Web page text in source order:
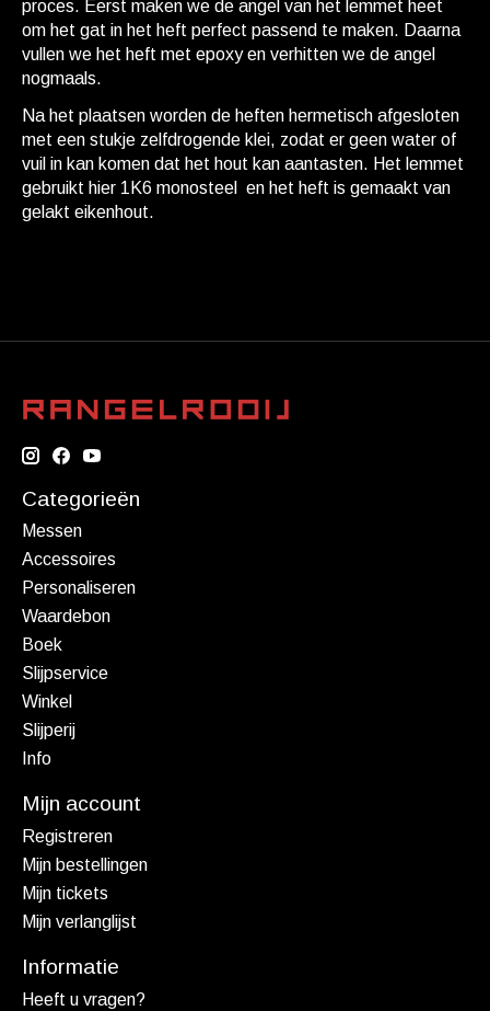
proces. Eerst maken we de angel van het lemmet heet
om het gat in het heft perfect passend te maken. Daarna
vullen we het heft met epoxy en verhitten we de angel
nogmaals.
Na het plaatsen worden de heften hermetisch afgesloten
met een stukje zelfdrogende klei, zodat er geen water of
vuil in kan komen dat het hout kan aantasten. Het lemmet
gebruikt hier 1K6 monosteel en het heft is gemaakt van
gelakt eikenhout.
Categorieën
Messen
Accessoires
Personaliseren
Waardebon
Boek
Slijpservice
Winkel
Slijperij
Info
Mijn account
Registreren
Mijn bestellingen
Mijn tickets
Mijn verlanglijst
Informatie
Heeft u vragen?